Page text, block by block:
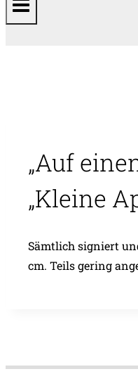
„Auf
„Kleine
Sämtlich signiert
cm. Teils gering